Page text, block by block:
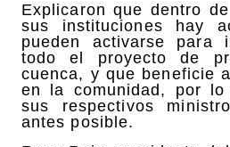
Explicaron que dentro
sus instituciones hay
pueden activarse para
todo el proyecto de
cuenca, y que beneficie
en la comunidad, por
sus respectivos
antes posible.